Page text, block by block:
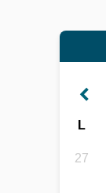
L
27